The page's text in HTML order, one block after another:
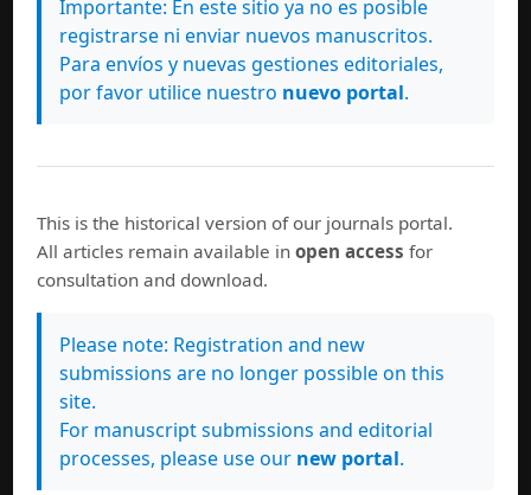
Importante: En este sitio ya no es posible
registrarse ni enviar nuevos manuscritos.
Para envíos y nuevas gestiones editoriales,
por favor utilice nuestro nuevo portal.
This is the historical version of our journals portal.
All articles remain available inopen access for
consultation and download.
Please note: Registration and new
submissions are no longer possible on this
site.
For manuscript submissions and editorial
processes, please use our new portal.